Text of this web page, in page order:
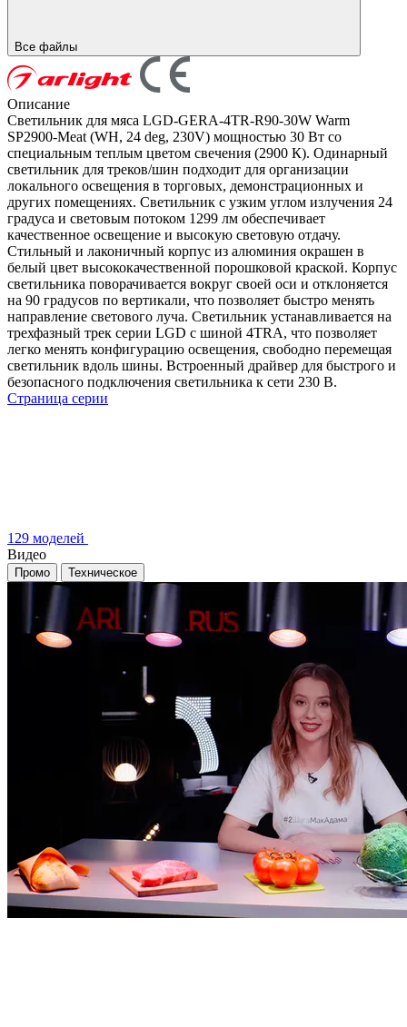
Все файлы
Описание
Светильник для мяса LGD-GERA-4TR-R90-30W Warm
SP2900-Meat (WH, 24 deg, 230V) мощностью 30 Вт со
специальным теплым цветом свечения (2900 К). Одинарный
светильник для треков/шин подходит для организации
локального освещения в торговых, демонстрационных и
других помещениях. Светильник с узким углом излучения 24
градуса и световым потоком 1299 лм обеспечивает
качественное освещение и высокую световую отдачу.
Стильный и лаконичный корпус из алюминия окрашен в
белый цвет высококачественной порошковой краской. Корпус
светильника поворачивается вокруг своей оси и отклоняется
на 90 градусов по вертикали, что позволяет быстро менять
направление светового луча. Светильник устанавливается на
трехфазный трек серии LGD с шиной 4TRA, что позволяет
легко менять конфигурацию освещения, свободно перемещая
светильник вдоль шины. Встроенный драйвер для быстрого и
безопасного подключения светильника к сети 230 В.
Страница серии
129 моделей
Видео
Промо Техническое